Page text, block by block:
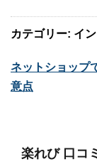
カテゴリー: イ
ネットショップ
意点
楽れび 口コ